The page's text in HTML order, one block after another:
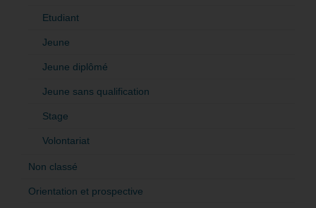
Etudiant
Jeune
Jeune diplômé
Jeune sans qualification
Stage
Volontariat
Non classé
Orientation et prospective